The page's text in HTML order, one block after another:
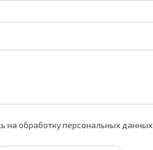
на обработку персональных данных